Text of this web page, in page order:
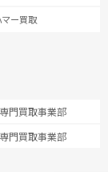
マー買取
門買取事業部
門買取事業部